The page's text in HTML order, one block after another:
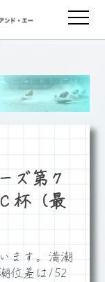
ズ第７
杯（最
ます。満潮
位差は152